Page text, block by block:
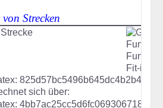
Strecken
sich über: